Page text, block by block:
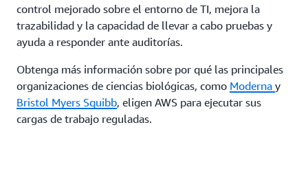
control mejorado sobre el entorno de TI, mejora la
trazabilidad y la capacidad de llevar a cabo pruebas y
ayuda a responder ante auditorías.
Obtenga más información sobre por qué las principales
organizaciones de ciencias biológicas, como Moderna y
Bristol Myers Squibb, eligen AWS para ejecutar sus
cargas de trabajo reguladas.